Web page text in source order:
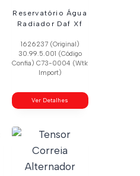
Reservatório Água
Radiador Daf Xf
1626237 (Original)
30.99.5.001 (Código
Confia) C73-0004 (Wtk
Import)
Ver Detalhes